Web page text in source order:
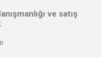
ve satış